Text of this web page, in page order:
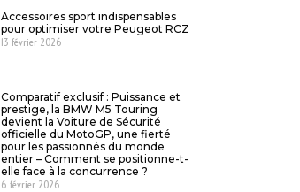
Accessoires sport indispensables
pour optimiser votre Peugeot RCZ
13 février 2026
Comparatif exclusif : Puissance et
prestige, la BMW M5 Touring
devient la Voiture de Sécurité
officielle du MotoGP, une fierté
pour les passionnés du monde
entier – Comment se positionne-t-
elle face à la concurrence ?
6 février 2026